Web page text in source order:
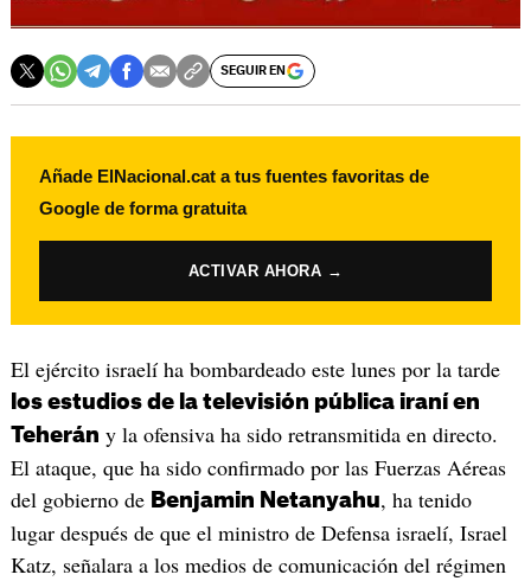
SEGUIR EN
Añade ElNacional.cat a tus fuentes favoritas de
Google de forma gratuita
ACTIVAR AHORA →
El ejército israelí ha bombardeado este lunes por la tarde
los estudios de la televisión pública iraní en
Teherán y la ofensiva ha sido retransmitida en directo.
El ataque, que ha sido confirmado por las Fuerzas Aéreas
del gobierno de Benjamin Netanyahu, ha tenido
lugar después de que el ministro de Defensa israelí, Israel
Katz, señalara a los medios de comunicación del régimen